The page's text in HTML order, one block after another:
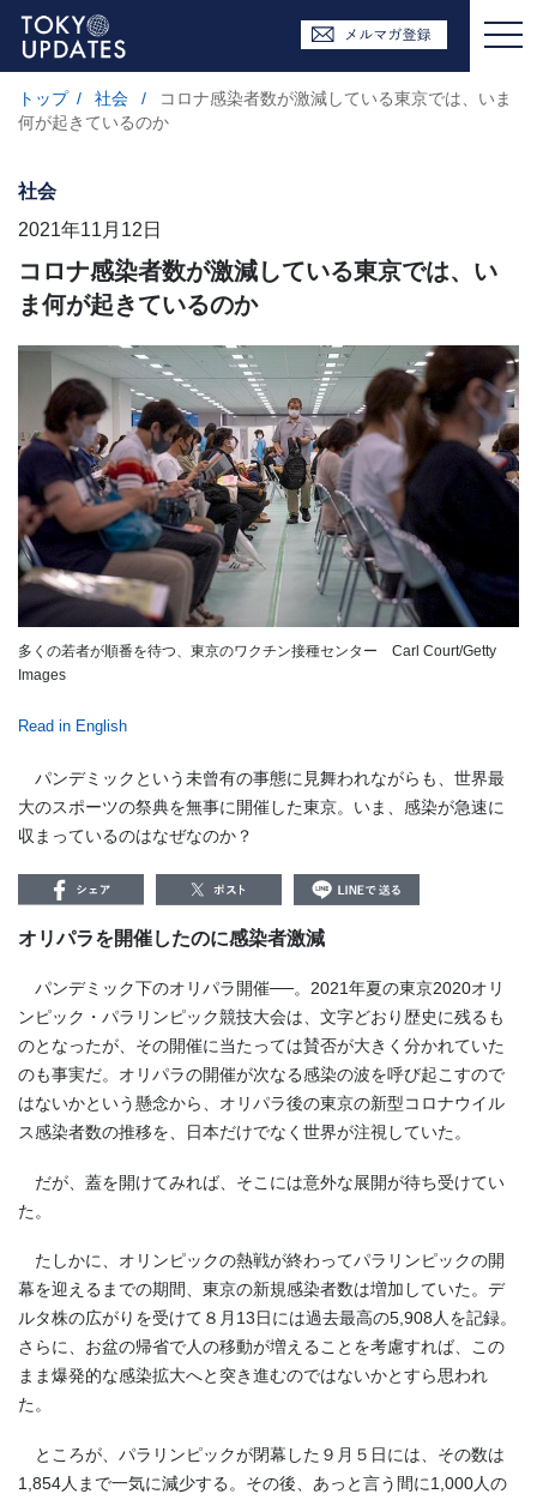
トップ / 社会 /
コロナ感染者数が激減している東京では、いま
何が起きているのか
社会
2021年11月12日
コロナ感染者数が激減している東京では、い
ま何が起きているのか
多くの若者が順番を待つ、東京のワクチン接種センター Carl Court/Getty
Images
Read in English
パンデミックという未曾有の事態に見舞われながらも、世界最
大のスポーツの祭典を無事に開催した東京。いま、感染が急速に
収まっているのはなぜなのか？
オリパラを開催したのに感染者激減
パンデミック下のオリパラ開催──。 2021年夏の東京2020オリ
ンピック・パラリンピック競技大会は、文字どおり歴史に残るも
のとなったが、その開催に当たっては賛否が大きく分かれていた
のも事実だ。オリパラの開催が次なる感染の波を呼び起こすので
はないかという懸念から、オリパラ後の東京の新型コロナウイル
ス感染者数の推移を、日本だけでなく世界が注視していた。
だが、蓋を開けてみれば、そこには意外な展開が待ち受けてい
た。
たしかに、オリンピックの熱戦が終わってパラリンピックの開
幕を迎えるまでの期間、東京の新規感染者数は増加していた。デ
ルタ株の広がりを受けて８月 13日には過去最高の5,908 人を記録。
さらに、お盆の帰省で人の移動が増えることを考慮すれば、この
まま爆発的な感染拡大へと突き進むのではないかとすら思われ
た。
ところが、パラリンピックが閉幕した９月５日には、その数は
1,854人まで一気に減少する。その後、あっと言う間に1,000人の